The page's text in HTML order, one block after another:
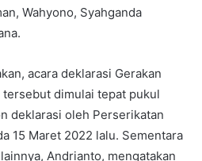
Wahyono, Syahganda
acara deklarasi Gerakan
dimulai tepat pukul
deklarasi oleh Perserikatan
15 Maret 2022 lalu. Sementara
Andrianto, mengatakan